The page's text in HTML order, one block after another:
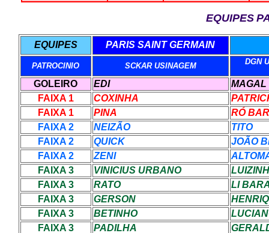
EQUIPES
EQUIPES PARIS SAINT GERMAIN
PATROCINIO SCKAR USINAGEM DGN
GOLEIRO EDI
MAGAL
FAIXA 1
COXINHA
FAIXA 1
PINA
RÓ
FAIXA 2
NEIZÃO
TITO
FAIXA 2
QUICK
JOÃO
FAIXA 2
ZENI
FAIXA 3
VINICIUS URBANO
FAIXA 3
RATO
LI
FAIXA 3
GERSON
FAIXA 3
BETINHO
FAIXA 3
PADILHA